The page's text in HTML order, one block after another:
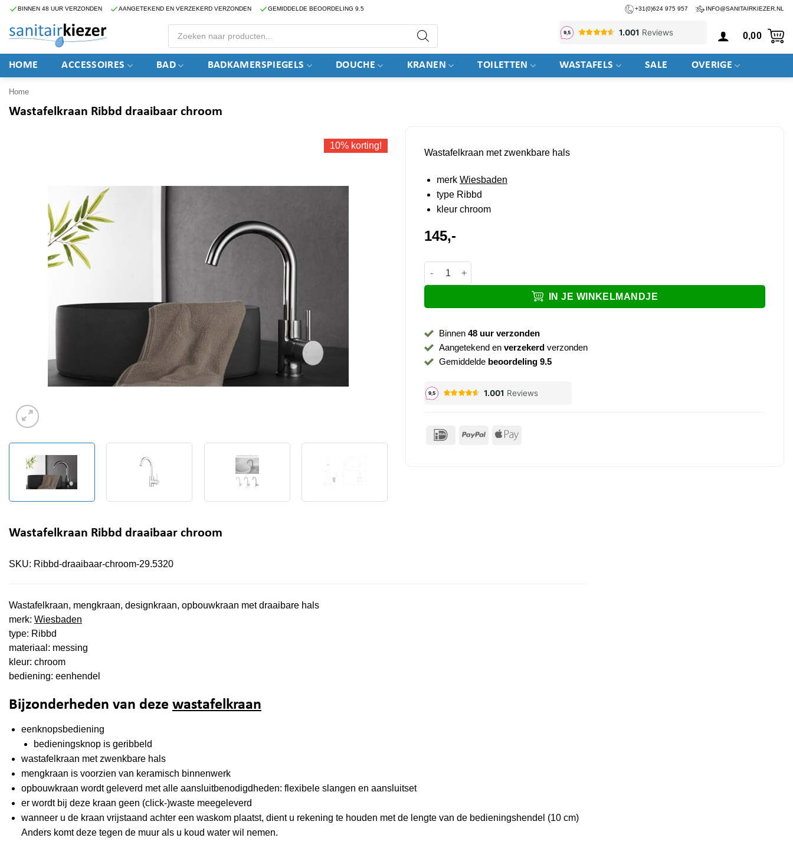
Ga
inhoud
BINNEN 48 UUR VERZONDEN AANGETEKEND EN VERZEKERD VERZONDEN GEMIDDELDE BEOORDELING 9.5 +31(0)624 975 957 INFO@SANITAIRKIEZER.NL
Producten
zoeken
0,00
HOME ACCESSOIRES BAD BADKAMERSPIEGELS DOUCHE KRANEN TOILETTEN WASTAFELS SALE OVERIGE
Home
Wastafelkraan Ribbd draaibaar chroom
10% korting!
Wastafelkraan met zwenkbare hals
merk Wiesbaden
type Ribbd
kleur chroom
145,-
Wastafelkraan Ribbd draaibaar chroom aantal
IN JE WINKELMANDJE
Binnen48 uur verzonden
Aangetekend enverzekerd verzonden
Gemiddelde beoordeling 9.5
IDeal PayPal Apple
Wastafelkraan Ribbd draaibaar chroom
SKU: Ribbd-draaibaar-chroom-29.5320
Wastafelkraan, mengkraan, designkraan, opbouwkraan met draaibare hals
merk: Wiesbaden
type: Ribbd
materiaal: messing
kleur: chroom
bediening: eenhendel
Bijzonderheden van deze wastafelkraan
eenknopsbediening
bedieningsknop is geribbeld
wastafelkraan met zwenkbare hals
mengkraan is voorzien van keramisch binnenwerk
opbouwkraan wordt geleverd met alle aansluitbenodigdheden: flexibele slangen en aansluitset
er wordt bij deze kraan geen (click-)waste meegeleverd
wanneer u de kraan vrijstaand achter een waskom plaatst, dient u rekening te houden met de lengte van de bedieningshendel (10 cm)
Anders komt deze tegen de muur als u koud water wil nemen.